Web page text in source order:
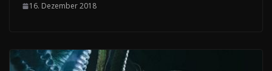
16. Dezember 2018